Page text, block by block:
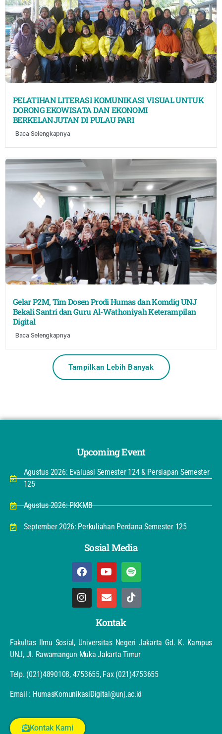
PELATIHAN LITERASI KOMUNIKASI VISUAL UNTUK
DORONG EKOWISATA DAN EKONOMI
BERKELANJUTAN DI PULAU PARI
Baca Selengkapnya
Gelar P2M, Tim Dosen Prodi Humas dan Komdig UNJ
Bekali Santri dan Guru Al-Wathoniyah Keterampilan
Digital
Baca Selengkapnya
Tampilkan Lebih Banyak
Upcoming Event
Agustus 2026: Evaluasi Semester 124 & Persiapan Semester
125
Agustus 2026: PKKMB
September 2026: Perkuliahan Perdana Semester 125
Sosial Media
Kontak
Fakultas Ilmu Sosial, Universitas Negeri Jakarta Gd. K. Kampus
UNJ, Jl. Rawamangun Muka Jakarta Timur
Telp. (021)4890108, 4753655, Fax (021)4753655
Email : HumasKomunikasiDigital@unj.ac.id
Kontak Kami